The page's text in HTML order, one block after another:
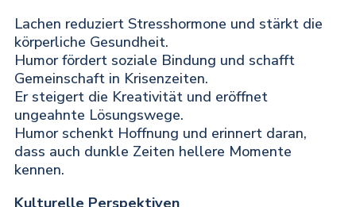
Lachen reduziert Stresshormone und stärkt die
körperliche Gesundheit.
Humor fördert soziale Bindung und schafft
Gemeinschaft in Krisenzeiten.
Er steigert die Kreativität und eröffnet
ungeahnte Lösungswege.
Humor schenkt Hoffnung und erinnert daran,
dass auch dunkle Zeiten hellere Momente
kennen.
Kulturelle Perspektiven